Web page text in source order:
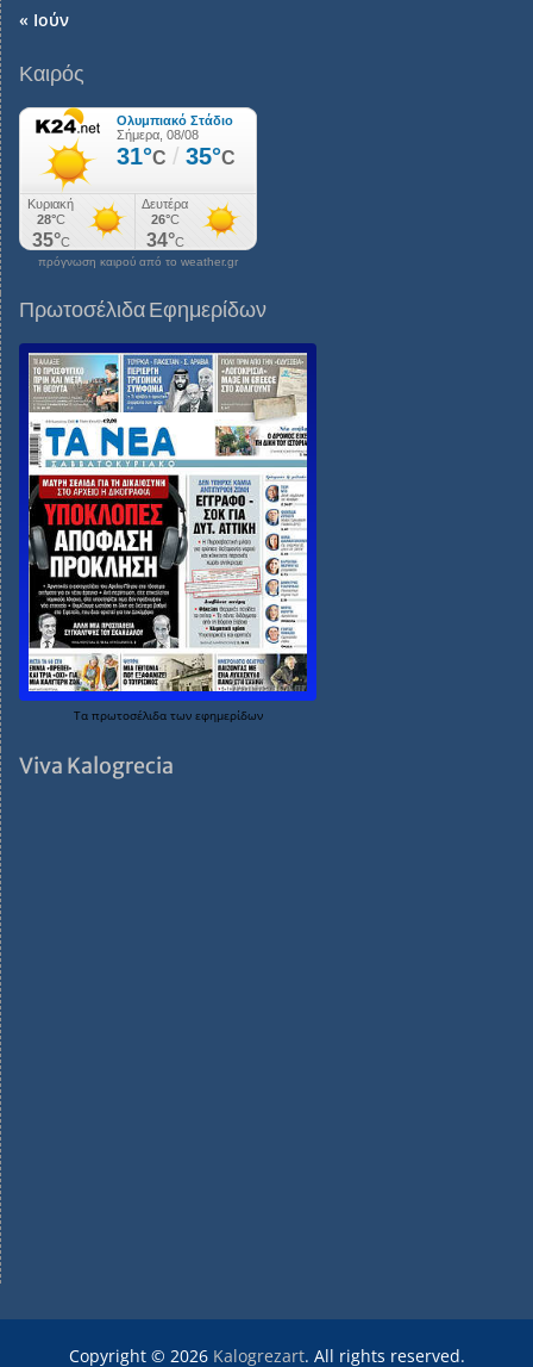
« Ιούν
Καιρός
πρόγνωση καιρού από το weather.gr
Πρωτοσέλιδα Εφημερίδων
Τα πρωτοσέλιδα των εφημερίδων
Viva Kalogrecia
Copyright © 2026 Kalogrezart. All rights reserved.